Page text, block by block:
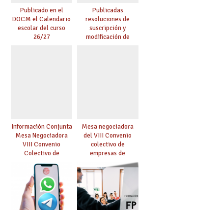
Publicado en el
DOCM el Calendario
escolar del curso
26/27
Publicadas
resoluciones de
suscripción y
modificación de
Información Conjunta
Mesa Negociadora
VIII Convenio
Colectivo de
Enseñanza
Concertada
Mesa negociadora
del VIII Convenio
colectivo de
empresas de
enseñanza privada
sostenidas total o
parcialmente con
fondos públicos